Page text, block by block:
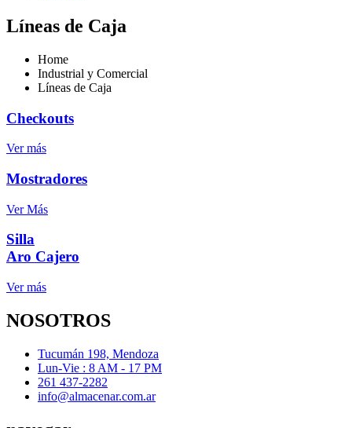
Líneas de Caja
Home
Industrial y Comercial
Líneas de Caja
Checkouts
Ver más
Mostradores
Ver Más
Silla
Aro Cajero
Ver más
NOSOTROS
Tucumán 198, Mendoza
Lun-Vie : 8 AM - 17 PM
261 437-2282
info@almacenar.com.ar